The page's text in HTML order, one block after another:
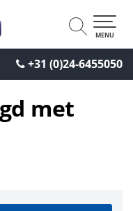
+31 (0)24-6455050
MENU
met